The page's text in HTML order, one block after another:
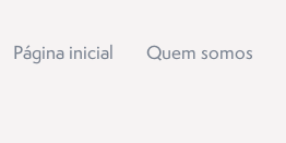
Página inicial Quem somos